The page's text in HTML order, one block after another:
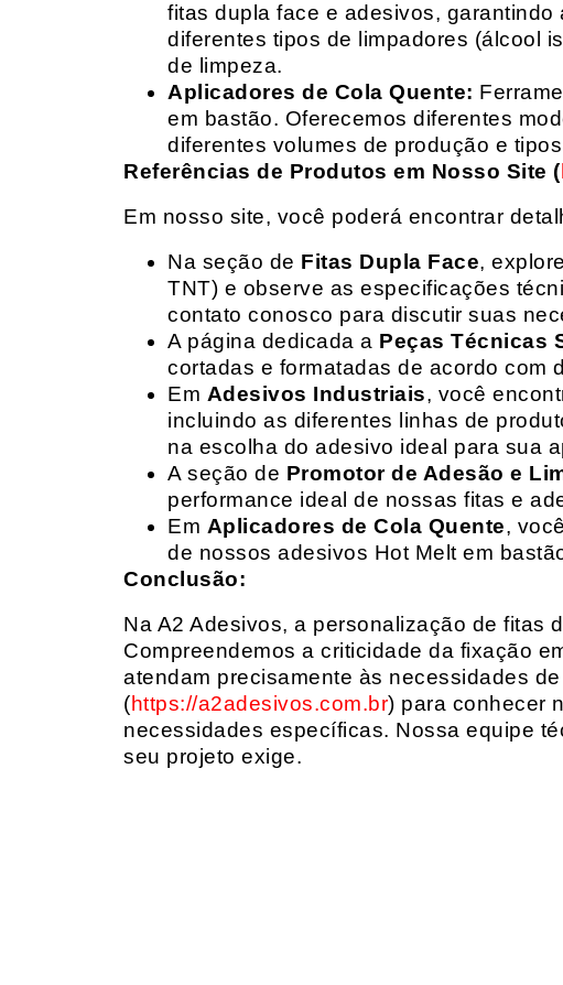
fitas dupla face e adesivos,
diferentes tipos de limpadores (álcool
de limpeza.
Aplicadores de Cola Quente:
em bastão. Oferecemos diferentes
diferentes volumes de produção e
Referências de Produtos em Nosso Site (
Em nosso site, você poderá encontrar
Na seção de Fitas Dupla Face,
TNT) e observe as especificações
contato conosco para discutir suas
A página dedicada a Peças Técnicas
cortadas e formatadas de acordo com
Em Adesivos Industriais, você
incluindo as diferentes linhas de
na escolha do adesivo ideal para sua
A seção de Promotor de Adesão e
performance ideal de nossas fitas e
Em Aplicadores de Cola Quente,
de nossos adesivos Hot Melt em
Conclusão:
Na A2 Adesivos, a personalização de fitas
Compreendemos a criticidade da fixação
atendam precisamente às necessidades
(https://a2adesivos.com.br) para conhecer
necessidades específicas. Nossa equipe
seu projeto exige.